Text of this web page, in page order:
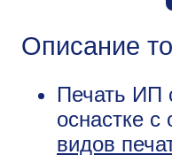
Описание
Печать ИП
оснастке
видов